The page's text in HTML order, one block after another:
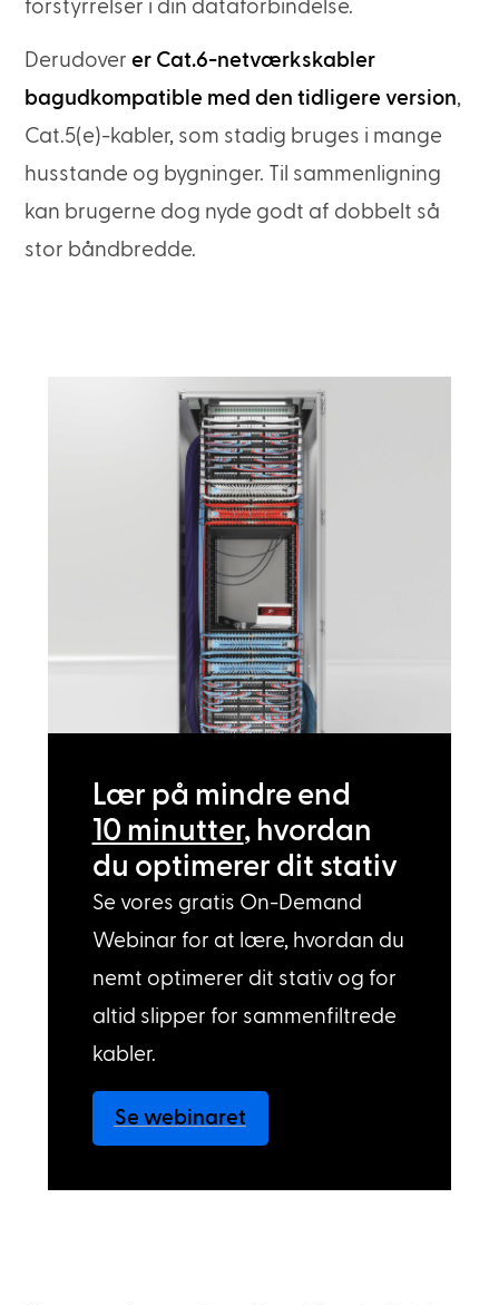
forstyrrelser i din dataforbindelse.
Derudoverer Cat.6-netværkskabler
bagudkompatible med den tidligere version,
Cat.5(e)-kabler, som stadig bruges i mange
husstande og bygninger. Til sammenligning
kan brugerne dog nyde godt af dobbelt så
stor båndbredde.
Lær på mindre end
10 minutter, hvordan
du optimerer dit stativ
Se vores gratis On-Demand
Webinar for at lære, hvordan du
nemt optimerer dit stativ og for
altid slipper for sammenfiltrede
kabler.
Se webinaret